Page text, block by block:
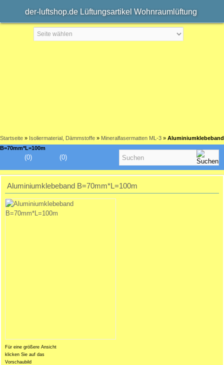
der-luftshop.de Lüftungsartikel Wohnraumlüftung
Startseite » Isoliermaterial, Dämmstoffe » Mineralfasermatten ML-3 » Aluminiumklebeband
B=70mm*L=100m
(0)
(0)
Aluminiumklebeband B=70mm*L=100m
Für eine größere Ansicht
klicken Sie auf das
Vorschaubild